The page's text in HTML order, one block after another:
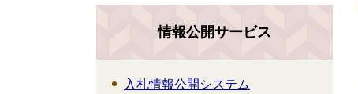
情報公開サービス
入札情報公開システム